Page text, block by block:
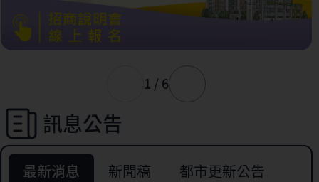
1 / 6
訊息公告
最新消息 新聞稿
都市更新公告